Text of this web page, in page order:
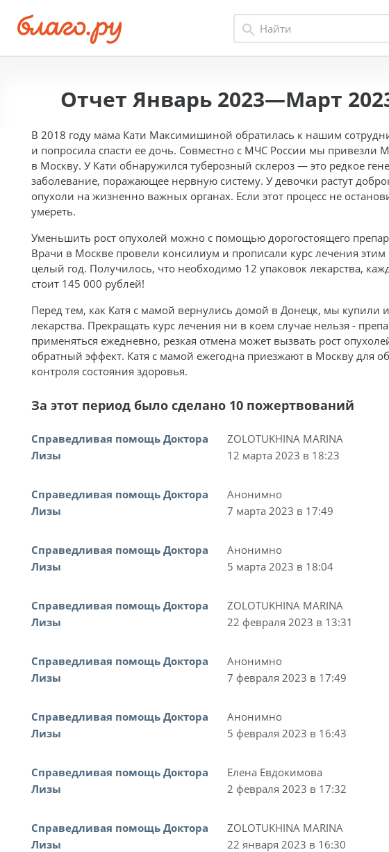
Отчет Январь 2023—Март
В 2018 году мама Кати Максимишиной обратилась к нашим
и попросила спасти ее дочь. Совместно с МЧС России мы
в Москву. У Кати обнаружился туберозный склероз — это редкое
заболевание, поражающее нервную систему. У девочки растут
опухоли на жизненно важных органах. Если этот процесс не
умереть.
Уменьшить рост опухолей можно с помощью дорогостоящего
Врачи в Москве провели консилиум и прописали курс лечения этим
целый год. Получилось, что необходимо 12 упаковок лекарства,
стоит 145 000 рублей!
Перед тем, как Катя с мамой вернулись домой в Донецк, мы купили
лекарства. Прекращать курс лечения ни в коем случае нельзя -
применяться ежедневно, резкая отмена может вызвать рост
обратный эффект. Катя с мамой ежегодна приезжают в Москву для
контроля состояния здоровья.
За этот период было сделано 10 пожертвований
Справедливая помощь Доктора
Лизы
ZOLOTUKHINA MARINA
12 марта 2023 в 18:23
Справедливая помощь Доктора
Лизы
Анонимно
7 марта 2023 в 17:49
Справедливая помощь Доктора
Лизы
Анонимно
5 марта 2023 в 18:04
Справедливая помощь Доктора
Лизы
ZOLOTUKHINA MARINA
22 февраля 2023 в 13:31
Справедливая помощь Доктора
Лизы
Анонимно
7 февраля 2023 в 17:49
Справедливая помощь Доктора
Лизы
Анонимно
5 февраля 2023 в 16:43
Справедливая помощь Доктора
Лизы
Елена Евдокимова
2 февраля 2023 в 17:32
Справедливая помощь Доктора
Лизы
ZOLOTUKHINA MARINA
22 января 2023 в 16:30